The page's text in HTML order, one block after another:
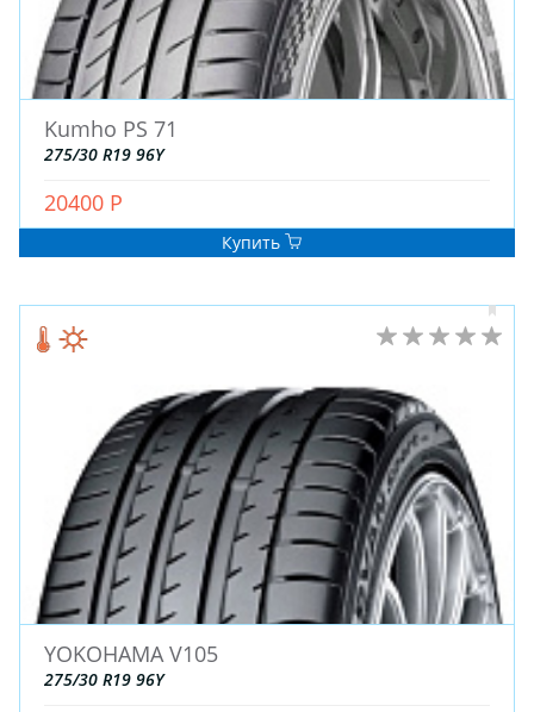
ВСЕСЕЗОННЫЕ
ДЛЯ СПЕЦТЕХНИКИ
ЛИТЫЕ
ШТАМПОВАНЫЕ
ДЛЯ ГРУЗОВЫХ АВТО
ДЛЯ ГРУЗОВЫХ АВТО
ДЛЯ ЛЕГКОВЫХ АВТО
ШИНЫ
ДИСКИ
Kumho PS 71
275/30 R19 96Y
20400 Р
Купить
YOKOHAMA V105
275/30 R19 96Y